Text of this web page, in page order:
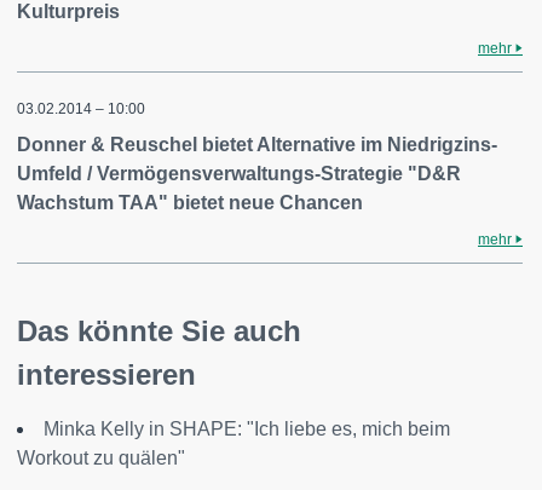
Kulturpreis
mehr
03.02.2014 – 10:00
Donner & Reuschel bietet Alternative im Niedrigzins-
Umfeld / Vermögensverwaltungs-Strategie "D&R
Wachstum TAA" bietet neue Chancen
mehr
Das könnte Sie auch
interessieren
Minka Kelly in SHAPE: "Ich liebe es, mich beim
Workout zu quälen"